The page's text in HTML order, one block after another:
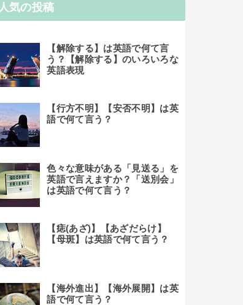
人気の投稿
【解除する】は英語で何て言
う？【解除する】のいろいろな
英語表現
【行方不明】【安否不明】は英
語で何て言う？
色々な意味がある「見送る」を
英語で言えますか？「送別会」
は英語で何て言う？
【痣(あざ)】【あざだらけ】
【母斑】は英語で何て言う？
【海外進出】【海外展開】は英
語で何て言う？